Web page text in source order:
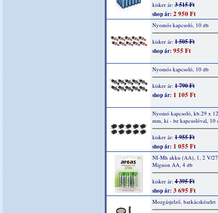
kisker ár: 3 515 Ft
shop ár: 2 950 Ft
Nyomós kapcsoló, 10 db
kisker ár: 1 505 Ft
shop ár: 955 Ft
Nyomós kapcsoló, 10 db
kisker ár: 1 790 Ft
shop ár: 1 105 Ft
Nyomó kapcsoló, kb.29 x
mm, ki - be kapcsolóval, 10
kisker ár: 1 955 Ft
shop ár: 1 055 Ft
NI-Mh akku (AA), 1, 2 V/
Mignon AA, 4 db
kisker ár: 4 395 Ft
shop ár: 3 695 Ft
Mozgásjelző, barkácskészlet